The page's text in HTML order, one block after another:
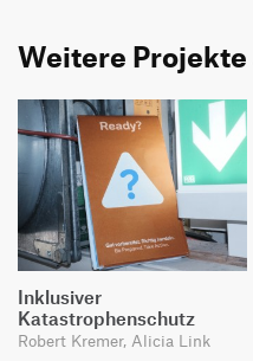
Weitere
Inklusiver
Katastrophenschutz
Robert Kremer, Alicia Link